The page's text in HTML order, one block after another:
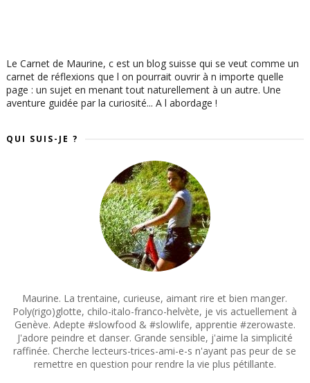
Le Carnet de Maurine, c est un blog suisse qui se veut comme un
carnet de réflexions que l on pourrait ouvrir à n importe quelle
page : un sujet en menant tout naturellement à un autre. Une
aventure guidée par la curiosité... A l abordage !
QUI SUIS-JE ?
Maurine. La trentaine, curieuse, aimant rire et bien manger.
Poly(rigo)glotte, chilo-italo-franco-helvète, je vis actuellement à
Genève. Adepte #slowfood & #slowlife, apprentie #zerowaste.
J'adore peindre et danser. Grande sensible, j'aime la simplicité
raffinée. Cherche lecteurs-trices-ami-e-s n'ayant pas peur de se
remettre en question pour rendre la vie plus pétillante.